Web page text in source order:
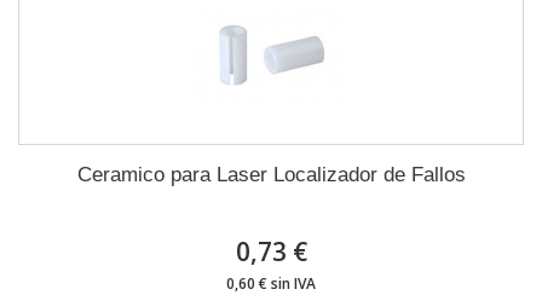
Ceramico para Laser Localizador de Fallos
0,73 €
0,60 € sin IVA